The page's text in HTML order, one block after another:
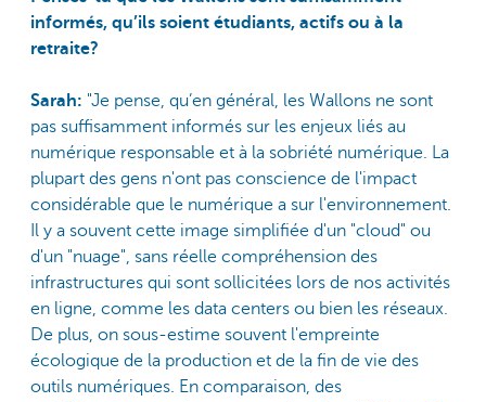
informés, qu’ils soient étudiants, actifs ou à la
retraite?
Sarah: "Je pense, qu’en général, les Wallons ne sont
pas suffisamment informés sur les enjeux liés au
numérique responsable et à la sobriété numérique. La
plupart des gens n'ont pas conscience de l'impact
considérable que le numérique a sur l'environnement.
Il y a souvent cette image simplifiée d'un "cloud" ou
d'un "nuage", sans réelle compréhension des
infrastructures qui sont sollicitées lors de nos activités
en ligne, comme les data centers ou bien les réseaux.
De plus, on sous-estime souvent l'empreinte
écologique de la production et de la fin de vie des
outils numériques. En comparaison, des